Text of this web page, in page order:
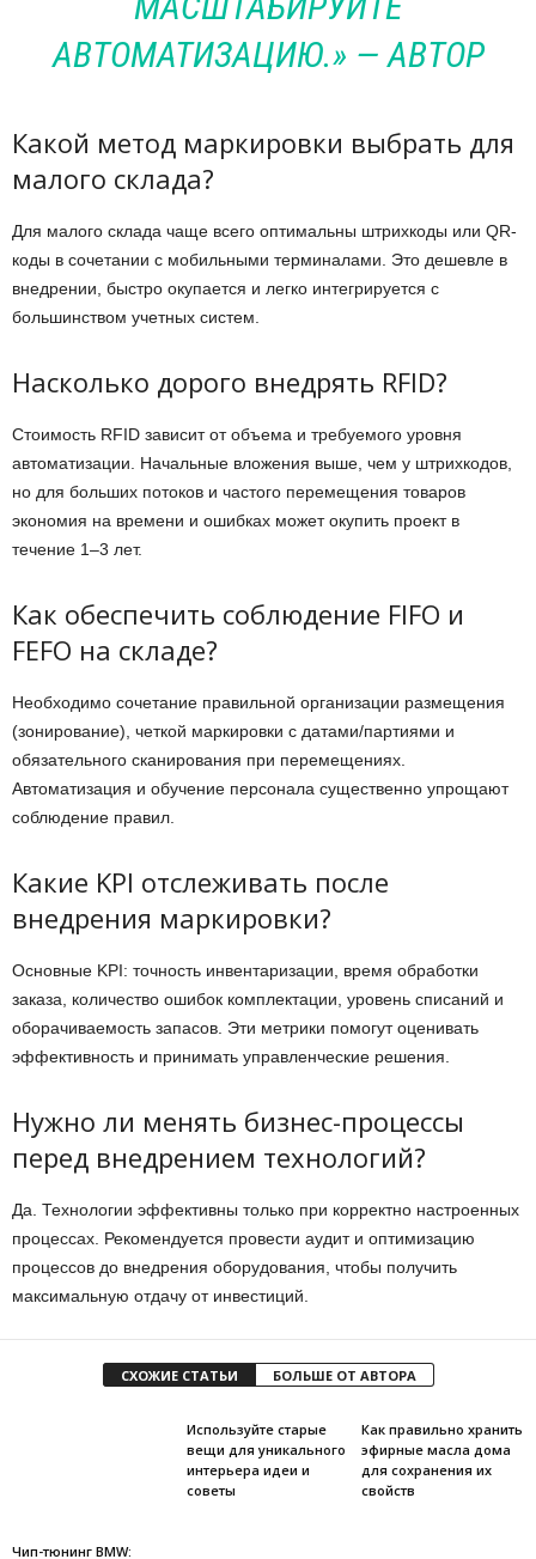
АВТОМАТИЗАЦИЮ.» — АВТОР
Какой метод маркировки выбрать для
малого склада?
Для малого склада чаще всего оптимальны штрихкоды или QR-
коды в сочетании с мобильными терминалами. Это дешевле в
внедрении, быстро окупается и легко интегрируется с
большинством учетных систем.
Насколько дорого внедрять RFID?
Стоимость RFID зависит от объема и требуемого уровня
автоматизации. Начальные вложения выше, чем у штрихкодов,
но для больших потоков и частого перемещения товаров
экономия на времени и ошибках может окупить проект в
течение 1–3 лет.
Как обеспечить соблюдение FIFO и
FEFO на складе?
Необходимо сочетание правильной организации размещения
(зонирование), четкой маркировки с датами/партиями и
обязательного сканирования при перемещениях.
Автоматизация и обучение персонала существенно упрощают
соблюдение правил.
Какие KPI отслеживать после
внедрения маркировки?
Основные KPI: точность инвентаризации, время обработки
заказа, количество ошибок комплектации, уровень списаний и
оборачиваемость запасов. Эти метрики помогут оценивать
эффективность и принимать управленческие решения.
Нужно ли менять бизнес-процессы
перед внедрением технологий?
Да. Технологии эффективны только при корректно настроенных
процессах. Рекомендуется провести аудит и оптимизацию
процессов до внедрения оборудования, чтобы получить
максимальную отдачу от инвестиций.
СХОЖИЕ СТАТЬИ БОЛЬШЕ ОТ АВТОРА
Чип-тюнинг BMW:
Используйте старые
вещи для уникального
интерьера идеи и
советы
Как правильно хранить
эфирные масла дома
для сохранения их
свойств